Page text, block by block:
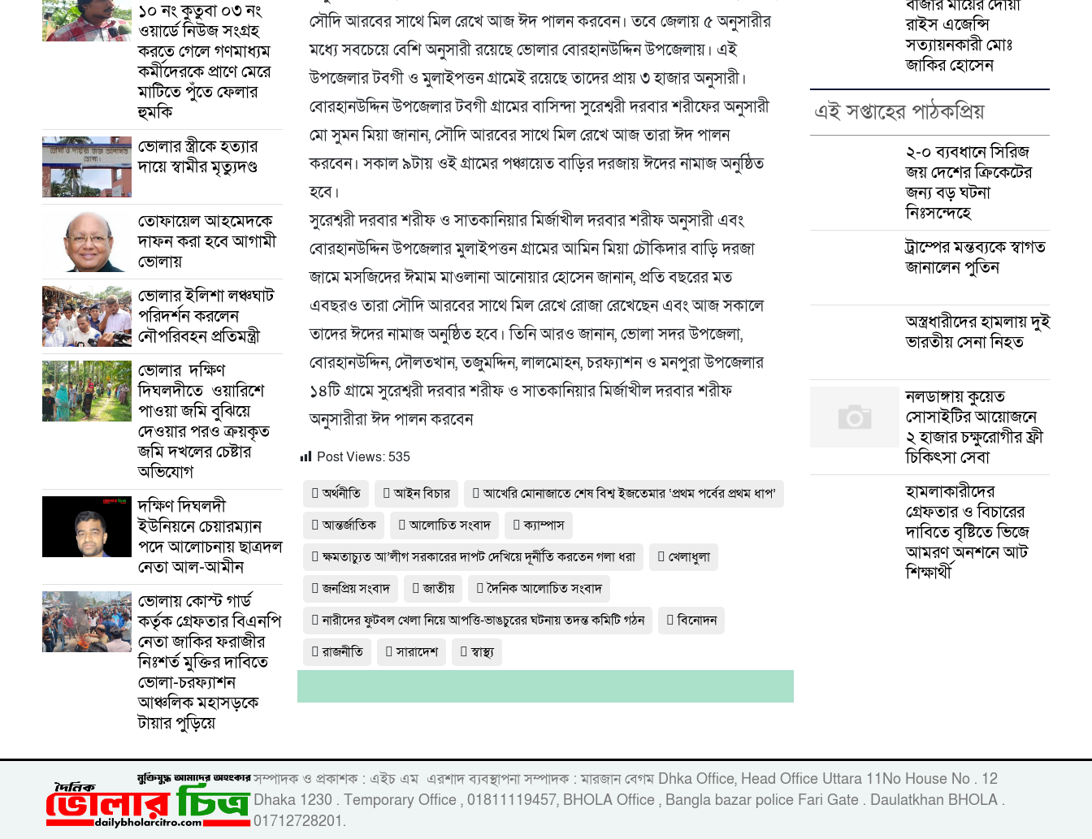
১০ নং কুতুবা ০৩ নং
ওয়ার্ডে নিউজ সংগ্রহ
করতে গেলে গণমাধ্যম
কর্মীদেরকে প্রাণে মেরে
মাটিতে পুঁতে ফেলার
হুমকি
ভোলার স্ত্রীকে হত্যার
দায়ে স্বামীর মৃত্যুদণ্ড
তোফায়েল আহমেদকে
দাফন করা হবে আগামী
ভোলায়
ভোলার ইলিশা লঞ্চঘাট
পরিদর্শন করলেন
নৌপরিবহন প্রতিমন্ত্রী
ভোলার দক্ষিণ
দিঘলদীতে ওয়ারিশে
পাওয়া জমি বুঝিয়ে
দেওয়ার পরও ক্রয়কৃত
জমি দখলের চেষ্টার
অভিযোগ
দক্ষিণ দিঘলদী
ইউনিয়নে চেয়ারম্যান
পদে আলোচনায় ছাত্রদল
নেতা আল-আমীন
ভোলায় কোস্ট গার্ড
কর্তৃক গ্রেফতার বিএনপি
নেতা জাকির ফরাজীর
নিঃশর্ত মুক্তির দাবিতে
ভোলা-চরফ্যাশন
আঞ্চলিক মহাসড়কে
টায়ার পুড়িয়ে
সৌদি আরবের সাথে মিল রেখে আজ ঈদ পালন করবেন। তবে জেলায় ৫ অনুসারীর
মধ্যে সবচেয়ে বেশি অনুসারী রয়েছে ভোলার বোরহানউদ্দিন উপজেলায়। এই
উপজেলার টবগী ও মুলাইপত্তন গ্রামেই রয়েছে তাদের প্রায় ৩ হাজার অনুসারী।
বোরহানউদ্দিন উপজেলার টবগী গ্রামের বাসিন্দা সুরেশ্বরী দরবার শরীফের অনুসারী
মো সুমন মিয়া জানান, সৌদি আরবের সাথে মিল রেখে আজ তারা ঈদ পালন
করবেন। সকাল ৯টায় ওই গ্রামের পঞ্চায়েত বাড়ির দরজায় ঈদের নামাজ অনুষ্ঠিত
হবে।
সুরেশ্বরী দরবার শরীফ ও সাতকানিয়ার মির্জাখীল দরবার শরীফ অনুসারী এবং
বোরহানউদ্দিন উপজেলার মুলাইপত্তন গ্রামের আমিন মিয়া চৌকিদার বাড়ি দরজা
জামে মসজিদের ঈমাম মাওলানা আনোয়ার হোসেন জানান, প্রতি বছরের মত
এবছরও তারা সৌদি আরবের সাথে মিল রেখে রোজা রেখেছেন এবং আজ সকালে
তাদের ঈদের নামাজ অনুষ্ঠিত হবে। তিনি আরও জানান, ভোলা সদর উপজেলা,
বোরহানউদ্দিন, দৌলতখান, তজুমদ্দিন, লালমোহন, চরফ্যাশন ও মনপুরা উপজেলার
১৪টি গ্রামে সুরেশ্বরী দরবার শরীফ ও সাতকানিয়ার মির্জাখীল দরবার শরীফ
অনুসারীরা ঈদ পালন করবেন
Post Views: 535
অর্থনীতি আইন বিচার
আখেরি মোনাজাতে শেষ বিশ্ব ইজতেমার ‘প্রথম পর্বের প্রথম ধাপ’
আন্তর্জাতিক
আলোচিত সংবাদ
ক্যাম্পাস
ক্ষমতাচ্যুত আ’লীগ সরকারের দাপট দেখিয়ে দূর্নীতি করতেন গলা ধরা
খেলাধুলা
জনপ্রিয় সংবাদ
জাতীয়
দৈনিক আলোচিত সংবাদ
নারীদের ফুটবল খেলা নিয়ে আপত্তি-ভাঙচুরের ঘটনায় তদন্ত কমিটি গঠন
বিনোদন
রাজনীতি
সারাদেশ স্বাস্থ্য
রাইস এজেন্সি
সত্যায়নকারী মোঃ
জাকির হোসেন
এই সপ্তাহের পাঠকপ্রিয়
২-০ ব্যবধানে সিরিজ
জয় দেশের ক্রিকেটের
জন্য বড় ঘটনা
নিঃসন্দেহে
ট্রাম্পের মন্তব্যকে স্বাগত
জানালেন পুতিন
অস্ত্রধারীদের হামলায় দুই
ভারতীয় সেনা নিহত
নলডাঙ্গায় কুয়েত
সোসাইটির আয়োজনে
২ হাজার চক্ষুরোগীর ফ্রী
চিকিৎসা সেবা
হামলাকারীদের
গ্রেফতার ও বিচারের
দাবিতে বৃষ্টিতে ভিজে
আমরণ অনশনে আট
শিক্ষার্থী
সম্পাদক ও প্রকাশক : এইচ এম এরশাদ ব্যবস্থাপনা সম্পাদক : মারজান বেগম Dhka Office, Head Office Uttara 11No House No . 12
Dhaka 1230 . Temporary Office , 01811119457, BHOLA Office , Bangla bazar police Fari Gate . Daulatkhan BHOLA .
01712728201.